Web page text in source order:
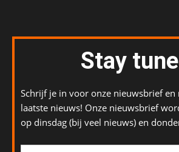
Stay
Schrijf je in voor onze nieuwsbrief
laatste nieuws! Onze nieuwsbrief
op dinsdag (bij veel nieuws) en